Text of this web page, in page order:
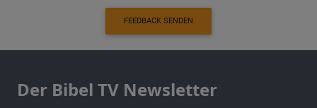
FEEDBACK SENDEN
Der Bibel TV Newsletter